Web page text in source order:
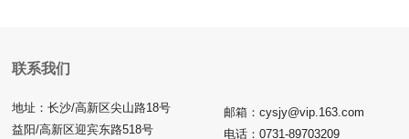
联系我们
地址：长沙/高新区尖山路18号
益阳/高新区迎宾东路518号
邮箱：cysjy@vip.163.com
电话：0731-89703209